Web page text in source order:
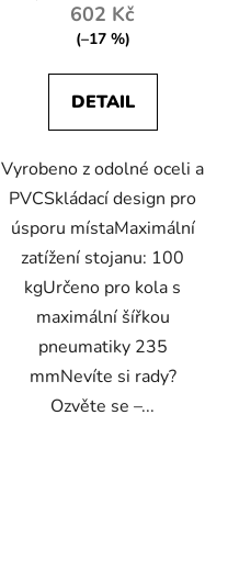
602 Kč
(–17 %)
DETAIL
Vyrobeno z odolné oceli a
PVCSkládací design pro
úsporu místaMaximální
zatížení stojanu: 100
kgUrčeno pro kola s
maximální šířkou
pneumatiky 235
mmNevíte si rady?
Ozvěte se –...